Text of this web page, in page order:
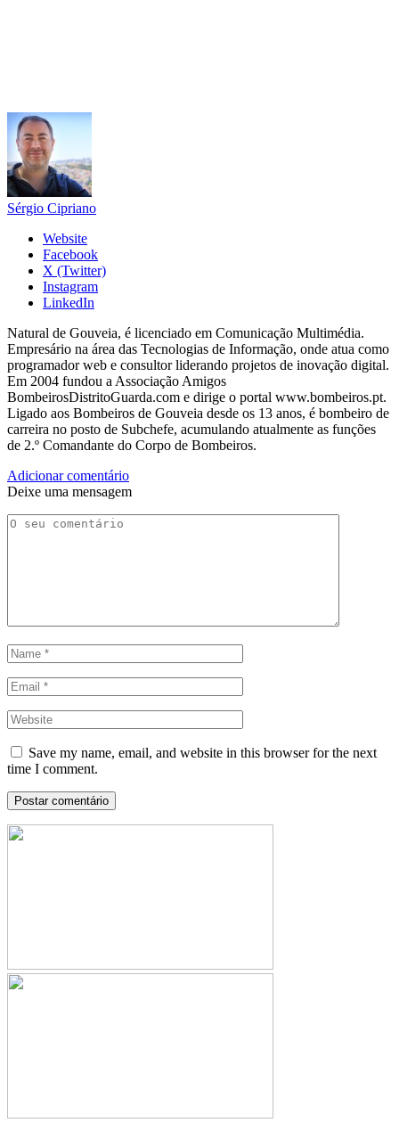
Sérgio Cipriano
Website
Facebook
X (Twitter)
Instagram
LinkedIn
Natural de Gouveia, é licenciado em Comunicação Multimédia.
Empresário na área das Tecnologias de Informação, onde atua como
programador web e consultor liderando projetos de inovação digital.
Em 2004 fundou a Associação Amigos
BombeirosDistritoGuarda.com e dirige o portal www.bombeiros.pt.
Ligado aos Bombeiros de Gouveia desde os 13 anos, é bombeiro de
carreira no posto de Subchefe, acumulando atualmente as funções
de 2.º Comandante do Corpo de Bombeiros.
Adicionar comentário
Deixe uma mensagem
Save my name, email, and website in this browser for the next
time I comment.